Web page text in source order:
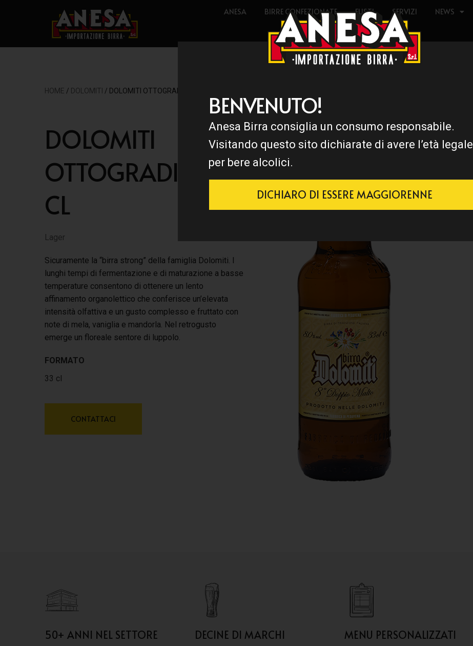
ANESA BIRRE CONFEZIONATE FUSTI SERVIZI NEWS
HOME / DOLOMITI / DOLOMITI OTTOGRADI 33 CL
DOLOMITI
OTTOGRADI 33
CL
Lager
Sicuramente la “birra strong” della famiglia Dolomiti. I
lunghi tempi di fermentazione e di maturazione a basse
temperature consentono di ottenere un lento
affinamento organolettico che conferisce un’elevata
intensità olfattiva e un gusto complesso e fruttato con
note di mela, vaniglia e mandorla. Nel retrogusto
emerge un floreale sentore di luppolo.
FORMATO
33 cl
CONTATTACI
50+ ANNI NEL SETTORE DECINE DI MARCHI MENU PERSONALIZZATI
BENVENUTO!
Anesa Birra consiglia un consumo responsabile.
Visitando questo sito dichiarate di avere l’età legale
per bere alcolici.
DICHIARO DI ESSERE MAGGIORENNE